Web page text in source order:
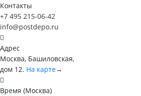
Контакты
+7 495 215-06-42
info@postdepo.ru
Адрес
Москва, Башиловская,
дом 12. На карте→
Время (Москва)